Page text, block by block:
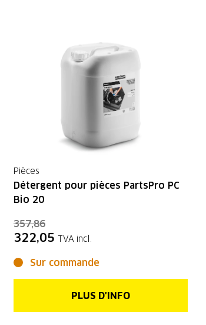
Pièces
Détergent pour pièces PartsPro PC
Bio 20
357,86
322,05 TVA incl.
Sur commande
PLUS D'INFO